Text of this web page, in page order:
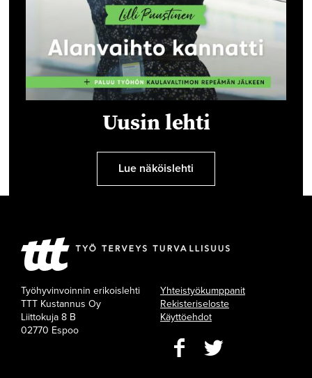
Uusin lehti
Lue näköislehti
Työhyvinvoinnin erikoislehti
TTT Kustannus Oy
Liittokuja 8 B
02770 Espoo
Yhteistyökumppanit
Rekisteriseloste
Käyttöehdot